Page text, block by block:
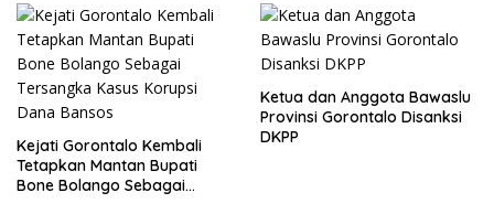
Fisik oleh Beberapa
Temannya
Kejati Gorontalo Kembali
Tetapkan Mantan Bupati
Bone Bolango Sebagai
Ketua dan Anggota Bawaslu
Provinsi Gorontalo Disanksi
DKPP